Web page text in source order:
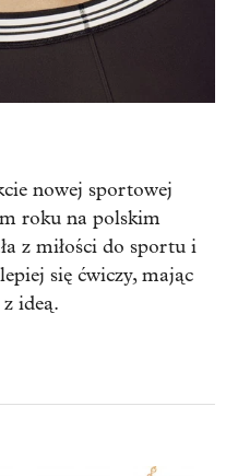
nowej sportowej
roku na polskim
z miłości do sportu i
się ćwiczy, mając
ideą.